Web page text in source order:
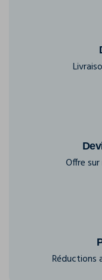
Offre
Réductions